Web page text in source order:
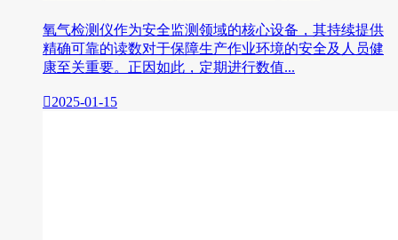
氧气检测仪作为安全监测领域的核心设备，其持续提供
精确可靠的读数对于保障生产作业环境的安全及人员健
康至关重要。正因如此，定期进行数值...
2025-01-15